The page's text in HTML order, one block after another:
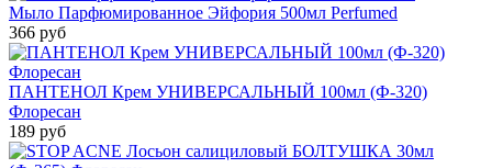
Мыло Парфюмированное Эйфория 500мл Perfumed
366 руб
ПАНТЕНОЛ Крем УНИВЕРСАЛЬНЫЙ 100мл (Ф-320)
Флоресан
189 руб